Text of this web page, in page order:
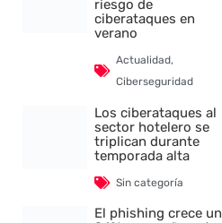
riesgo de
ciberataques en
verano
Actualidad,
Ciberseguridad
Los ciberataques al
sector hotelero se
triplican durante
temporada alta
Sin categoría
El phishing crece un